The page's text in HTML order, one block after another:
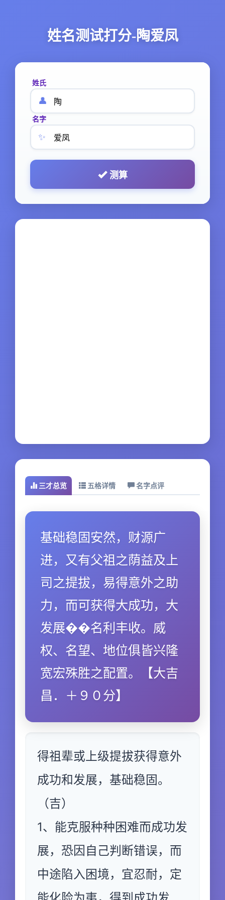
姓名测试打分-陶爱凤
姓氏
👤
名字
✨
测算
三才总览 五格详情 名字点评
基础稳固安然，财源广
进，又有父祖之荫益及上
司之提拔，易得意外之助
力，而可获得大成功，大
发展��名利丰收。威
权、名望、地位俱皆兴隆
宽宏殊胜之配置。【大吉
昌．＋９０分】
得祖辈或上级提拔获得意外
成功和发展，基础稳固。
（吉）
1、能克服种种困难而成功发
展，恐因自己判断错误，而
中途陷入困境，宜忍耐，定